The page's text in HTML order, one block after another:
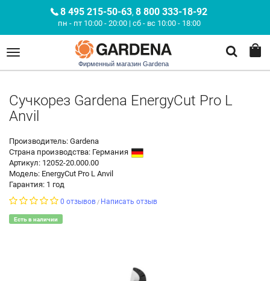
8 495 215-50-63, 8 800 333-18-92
пн - пт 10:00 - 20:00 | сб - вс 10:00 - 18:00
Фирменный магазин Gardena
Сучкорез Gardena EnergyCut Pro L
Anvil
Производитель: Gardena
Страна производства: Германия
Артикул: 12052-20.000.00
Модель: EnergyCut Pro L Anvil
Гарантия: 1 год
0 отзывов / Написать отзыв
Есть в наличии